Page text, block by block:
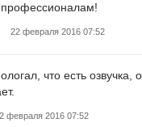
профессионалам!
22 февраля 2016 07:52
что есть озвучка,
февраля 2016 07:52